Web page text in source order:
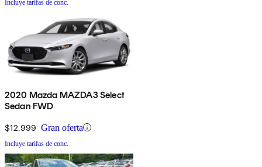
Incluye tarifas de conc.
2020 Mazda MAZDA3 Select
Sedan FWD
$12,999 Gran oferta
Incluye tarifas de conc.